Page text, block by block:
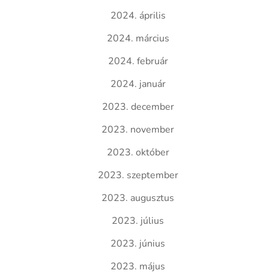
2024. április
2024. március
2024. február
2024. január
2023. december
2023. november
2023. október
2023. szeptember
2023. augusztus
2023. július
2023. június
2023. május